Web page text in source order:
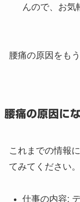
んので、お気
腰痛の原因をも
腰痛の原因に
これまでの情報
てみてください。
仕事の内容: